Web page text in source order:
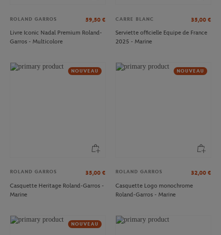
ROLAND GARROS 59,50 €
Livre Iconic Nadal Premium Roland-
Garros - Multicolore
CARRE BLANC 35,00 €
Serviette officielle Equipe de France
2025 - Marine
NOUVEAU
ROLAND GARROS 35,00 €
Casquette Heritage Roland-Garros -
Marine
NOUVEAU
ROLAND GARROS 32,00 €
Casquette Logo monochrome
Roland-Garros - Marine
NOUVEAU